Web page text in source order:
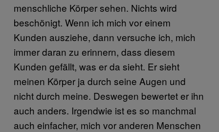
menschliche Körper sehen. Nichts wird
beschönigt. Wenn ich mich vor einem
Kunden ausziehe, dann versuche ich, mich
immer daran zu erinnern, dass diesem
Kunden gefällt, was er da sieht. Er sieht
meinen Körper ja durch seine Augen und
nicht durch meine. Deswegen bewertet er ihn
auch anders. Irgendwie ist es so manchmal
auch einfacher, mich vor anderen Menschen